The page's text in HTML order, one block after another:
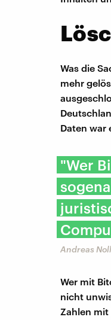
Was die
mehr
Daten war
"Wer
Andreas
Wer mit
nicht
Zahlen